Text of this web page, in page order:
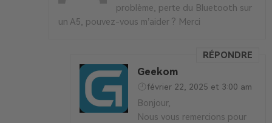
problème, perte du Bluetooth sur
un A5, pouvez-vous m’aider ? Merci
Geekom
février 22, 2025 et 3:00 am
RÉPONDRE
Bonjour,
Nous vous remercions pour